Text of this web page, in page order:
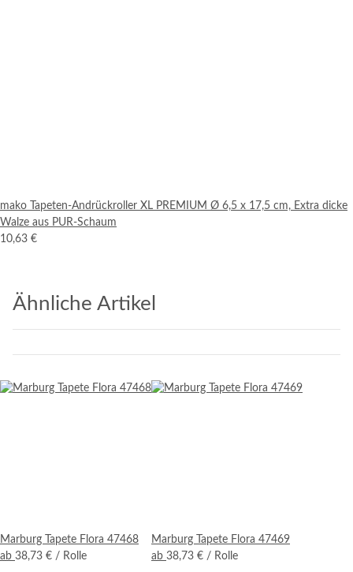
mako Tapeten-Andrückroller XL PREMIUM Ø 6,5 x 17,5 cm, Extra dicke
Walze aus PUR-Schaum
10,63 €
Ähnliche Artikel
Marburg Tapete Flora 47468
ab 38,73 € / Rolle
Marburg Tapete Flora 47469
ab 38,73 € / Rolle